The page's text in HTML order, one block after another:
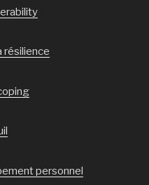
résilience
personnel